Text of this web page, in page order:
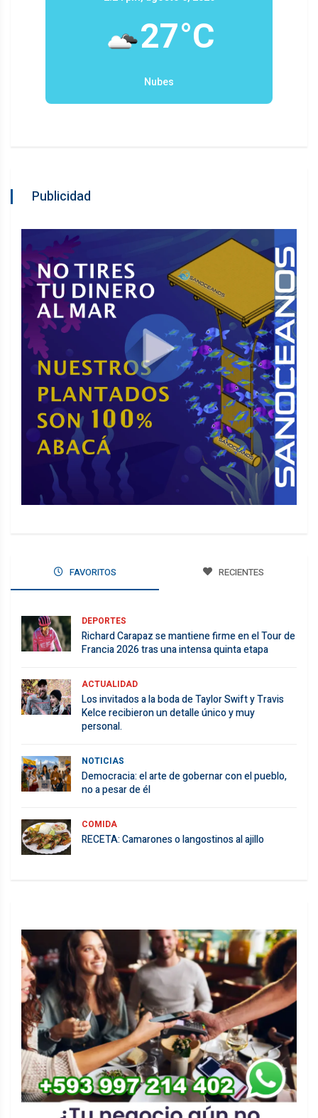
27°C
Nubes
Publicidad
FAVORITOS RECIENTES
DEPORTES
Richard Carapaz se mantiene firme en el Tour de
Francia 2026 tras una intensa quinta etapa
ACTUALIDAD
Los invitados a la boda de Taylor Swift y Travis
Kelce recibieron un detalle único y muy
personal.
NOTICIAS
Democracia: el arte de gobernar con el pueblo,
no a pesar de él
COMIDA
RECETA: Camarones o langostinos al ajillo